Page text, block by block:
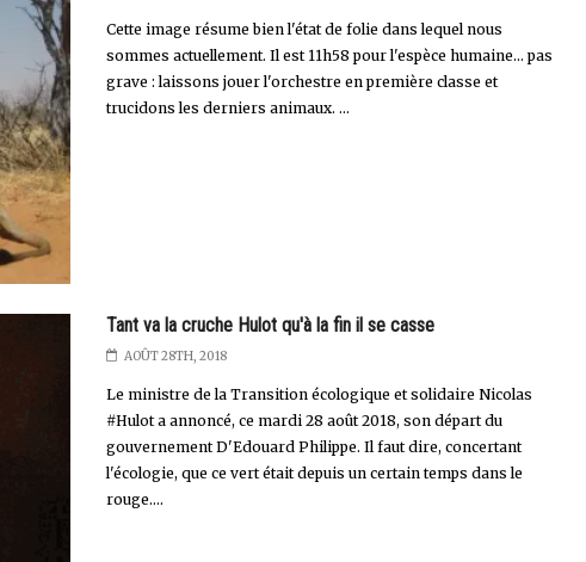
Cette image résume bien l'état de folie dans lequel nous
sommes actuellement. Il est 11h58 pour l'espèce humaine... pas
grave : laissons jouer l'orchestre en première classe et
trucidons les derniers animaux. ...
Tant va la cruche Hulot qu'à la fin il se casse
AOÛT 28TH, 2018
Le ministre de la Transition écologique et solidaire Nicolas
#Hulot a annoncé, ce mardi 28 août 2018, son départ du
gouvernement D'Edouard Philippe. Il faut dire, concertant
l'écologie, que ce vert était depuis un certain temps dans le
rouge....